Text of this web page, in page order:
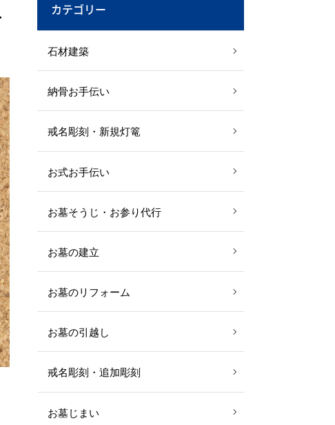
カテゴリー
石材建築
納骨お手伝い
戒名彫刻・新規灯篭
お式お手伝い
お墓そうじ・お参り代行
お墓の建立
お墓のリフォーム
お墓の引越し
戒名彫刻・追加彫刻
お墓じまい